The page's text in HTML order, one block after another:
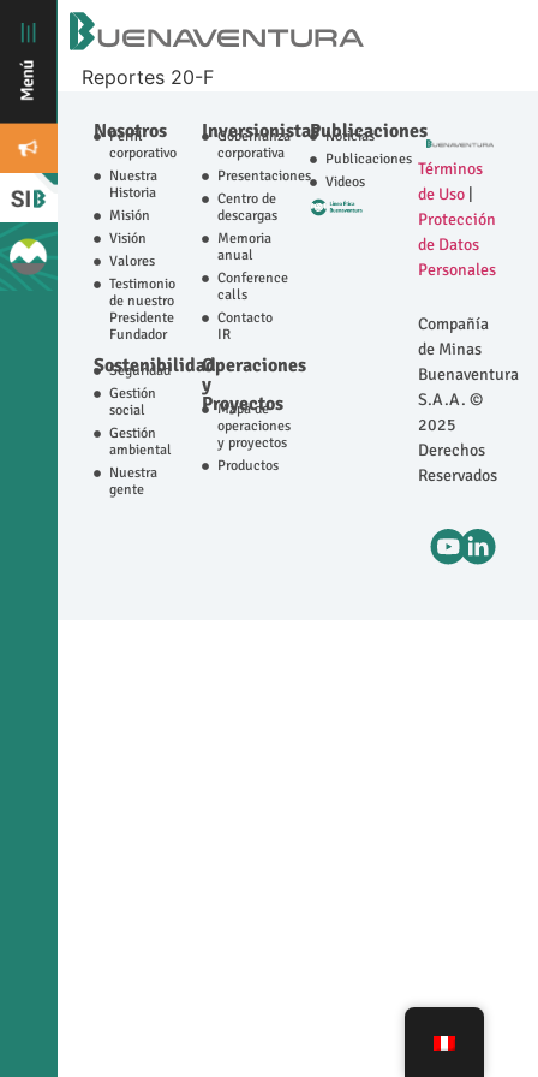
Reportes 20-F
Nosotros
Perfil
corporativo
Nuestra
Historia
Misión
Visión
Valores
Testimonio
de nuestro
Presidente
Fundador
Sostenibilidad
Seguridad
Gestión
social
Gestión
ambiental
Nuestra
gente
Inversionistas
Gobernanza
corporativa
Presentaciones
Centro de
descargas
Memoria
anual
Conference
calls
Contacto
IR
Operaciones
y
Proyectos
Mapa de
operaciones
y proyectos
Productos
Publicaciones
Noticias
Publicaciones
Videos
Términos
de Uso
Protección
de Datos
Personales
Compañía
de Minas
Buenaventura
S.A.A. ©
2025
Derechos
Reservados